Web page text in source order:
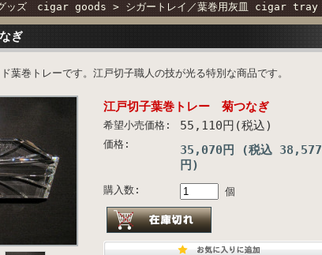
グッズ cigar goods > シガートレイ／葉巻用灰皿 cigar tray
ぎ
葉巻トレーです。江戸切子職人の技が光る特別な商品です。
江戸切子葉巻トレー 菊つなぎ
希望小売価格: 55,110円(税込)
価格:
35,070円 (税込 38,577
円)
購入数: 個